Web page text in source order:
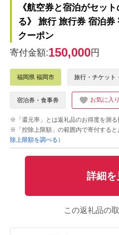
《航空券と宿泊がセッ
る》 旅行 旅行券 宿泊
クーポン
寄付金額:150,000円
福岡県 福岡市 旅行・チケット
宿泊券・食事券 お気に入り
※「還元率」とは返礼品のお得度を測る
※「控除上限額」の範囲内で寄付する
除上限額を調べる）
詳細を
この返礼品の